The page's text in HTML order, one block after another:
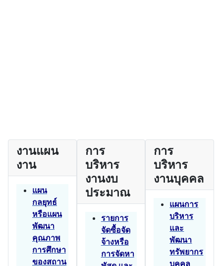
งานแผน
งาน
แผน
กลยุทธ์
หรือแผน
พัฒนา
คุณภาพ
การศึกษา
ของสถาน
การ
บริหาร
งานงบ
ประมาณ
รายการ
จัดซื้อจัด
จ้างหรือ
การจัดหา
การ
บริหาร
งานบุคคล
แผนการ
บริหาร
และ
พัฒนา
ทรัพยากร
บุคคล